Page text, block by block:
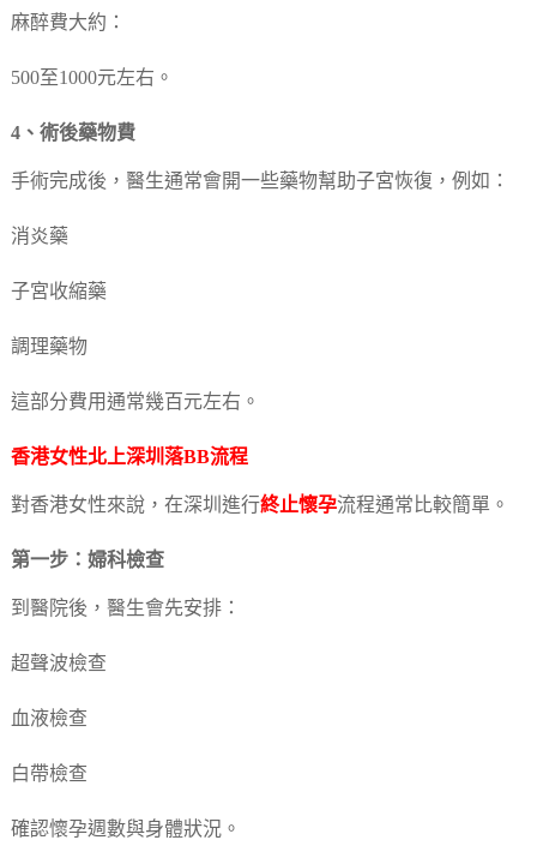
麻醉費大約：
500至1000元左右。
4、術後藥物費
手術完成後，醫生通常會開一些藥物幫助子宮恢復，例如：
消炎藥
子宮收縮藥
調理藥物
這部分費用通常幾百元左右。
香港女性北上深圳落BB流程
對香港女性來說，在深圳進行終止懷孕流程通常比較簡單。
第一步：婦科檢查
到醫院後，醫生會先安排：
超聲波檢查
血液檢查
白帶檢查
確認懷孕週數與身體狀況。